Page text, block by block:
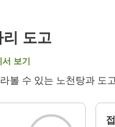
도고
보기
볼 수 있는 노천탕과 도